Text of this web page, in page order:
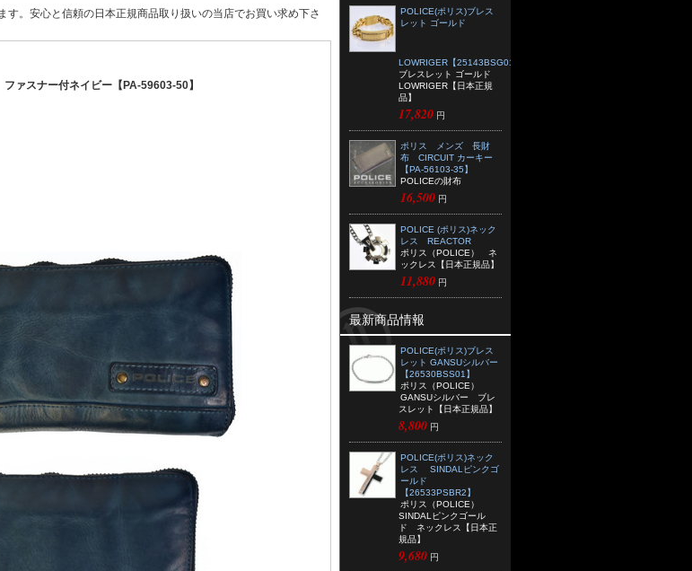
。安心と信頼の日本正規商品取り扱いの当店でお買い求め下さ
スナー付ネイビー【PA-59603-50】
POLICE(ポリス)ブレス
レット ゴールド
LOWRIGER【25143BSG01】
ブレスレット ゴールド
LOWRIGER【日本正規
品】
17,820 円
ポリス メンズ 長財
布 CIRCUIT カーキー
【PA-56103-35】
POLICEの財布
16,500 円
POLICE (ポリス)ネック
レス REACTOR
ポリス（POLICE） ネ
ックレス【日本正規品】
11,880 円
最新商品情報
POLICE(ポリス)ブレス
レット GANSUシルバー
【26530BSS01】
ポリス（POLICE）
GANSUシルバー ブレ
スレット【日本正規品】
8,800 円
POLICE(ポリス)ネック
レス SINDALピンクゴ
ールド
【26533PSBR2】
ポリス（POLICE）
SINDALピンクゴール
ド ネックレス【日本正
規品】
9,680 円